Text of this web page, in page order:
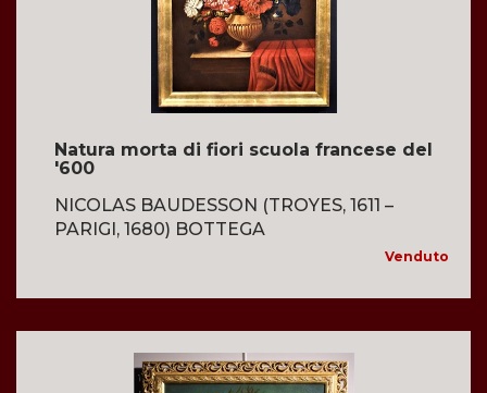
Natura morta di fiori scuola francese del
'600
NICOLAS BAUDESSON (TROYES, 1611 –
PARIGI, 1680) BOTTEGA
Venduto